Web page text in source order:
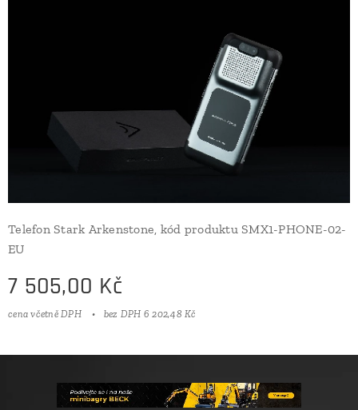
Telefon Stark Arkenstone, kód produktu SMX1-PHONE-02-
EU
7 505,00 Kč
cena včetně DPH bez DPH 6 202,48 Kč